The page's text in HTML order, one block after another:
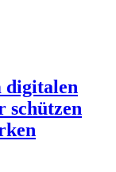
digitalen
schützen